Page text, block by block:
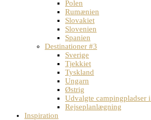
Polen
Rumænien
Slovakiet
Slovenien
Spanien
Destinationer #3
Sverige
Tjekkiet
Tyskland
Ungarn
Østrig
Udvalgte campingpladser
Rejseplanlægning
Inspiration